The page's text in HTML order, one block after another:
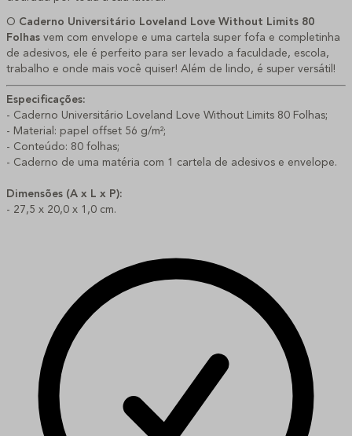
O Caderno Universitário Loveland Love Without Limits 80
Folhas vem com envelope e uma cartela super fofa e completinha
de adesivos, ele é perfeito para ser levado a faculdade, escola,
trabalho e onde mais você quiser! Além de lindo, é super versátil!
Especificações:
- Caderno Universitário Loveland Love Without Limits 80 Folhas;
- Material: papel offset 56 g/m²;
- Conteúdo: 80 folhas;
- Caderno de uma matéria com 1 cartela de adesivos e envelope.
Dimensões (A x L x P):
- 27,5 x 20,0 x 1,0 cm.